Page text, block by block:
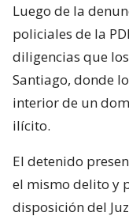
Luego de la
policiales de la
diligencias que
Santiago, donde
interior de un
ilícito.
El detenido
el mismo delito y
disposición del